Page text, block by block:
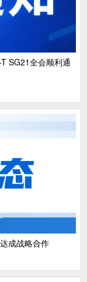
SG21全会顺利通
成战略合作